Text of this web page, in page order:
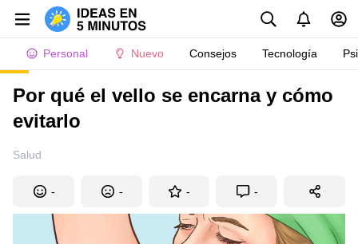
Personal Nuevo Consejos Tecnología
Por qué el vello se encarna y cómo
evitarlo
Salud
- - - -